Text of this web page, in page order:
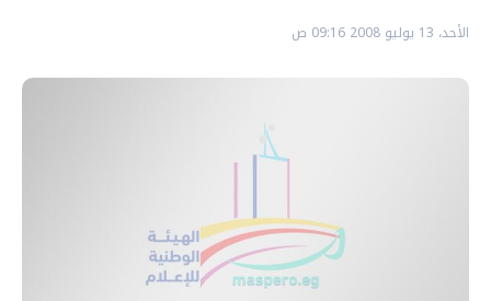
الأحد، 13 يوليو 2008 09:16 ص